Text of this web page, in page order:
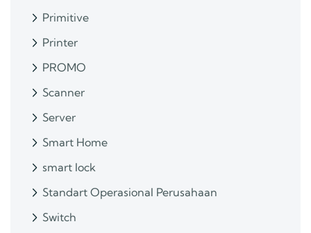
Primitive
Printer
PROMO
Scanner
Server
Smart Home
smart lock
Standart Operasional Perusahaan
Switch